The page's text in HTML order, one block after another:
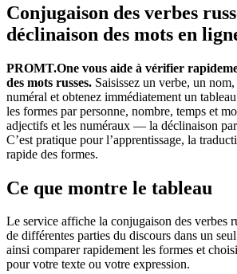
Conjugaison des verbes
déclinaison des mots en
PROMT.One vous aide à vérifier
des mots russes. Saisissez un verbe, un
numéral et obtenez immédiatement un
les formes par personne, nombre, temps et
adjectifs et les numéraux — la déclinaison
C’est pratique pour l’apprentissage, la
rapide des formes.
Ce que montre le tableau
Le service affiche la conjugaison des verbes
de différentes parties du discours dans un
ainsi comparer rapidement les formes et
pour votre texte ou votre expression.